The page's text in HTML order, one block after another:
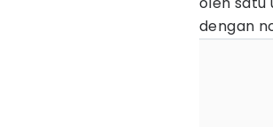
dengan